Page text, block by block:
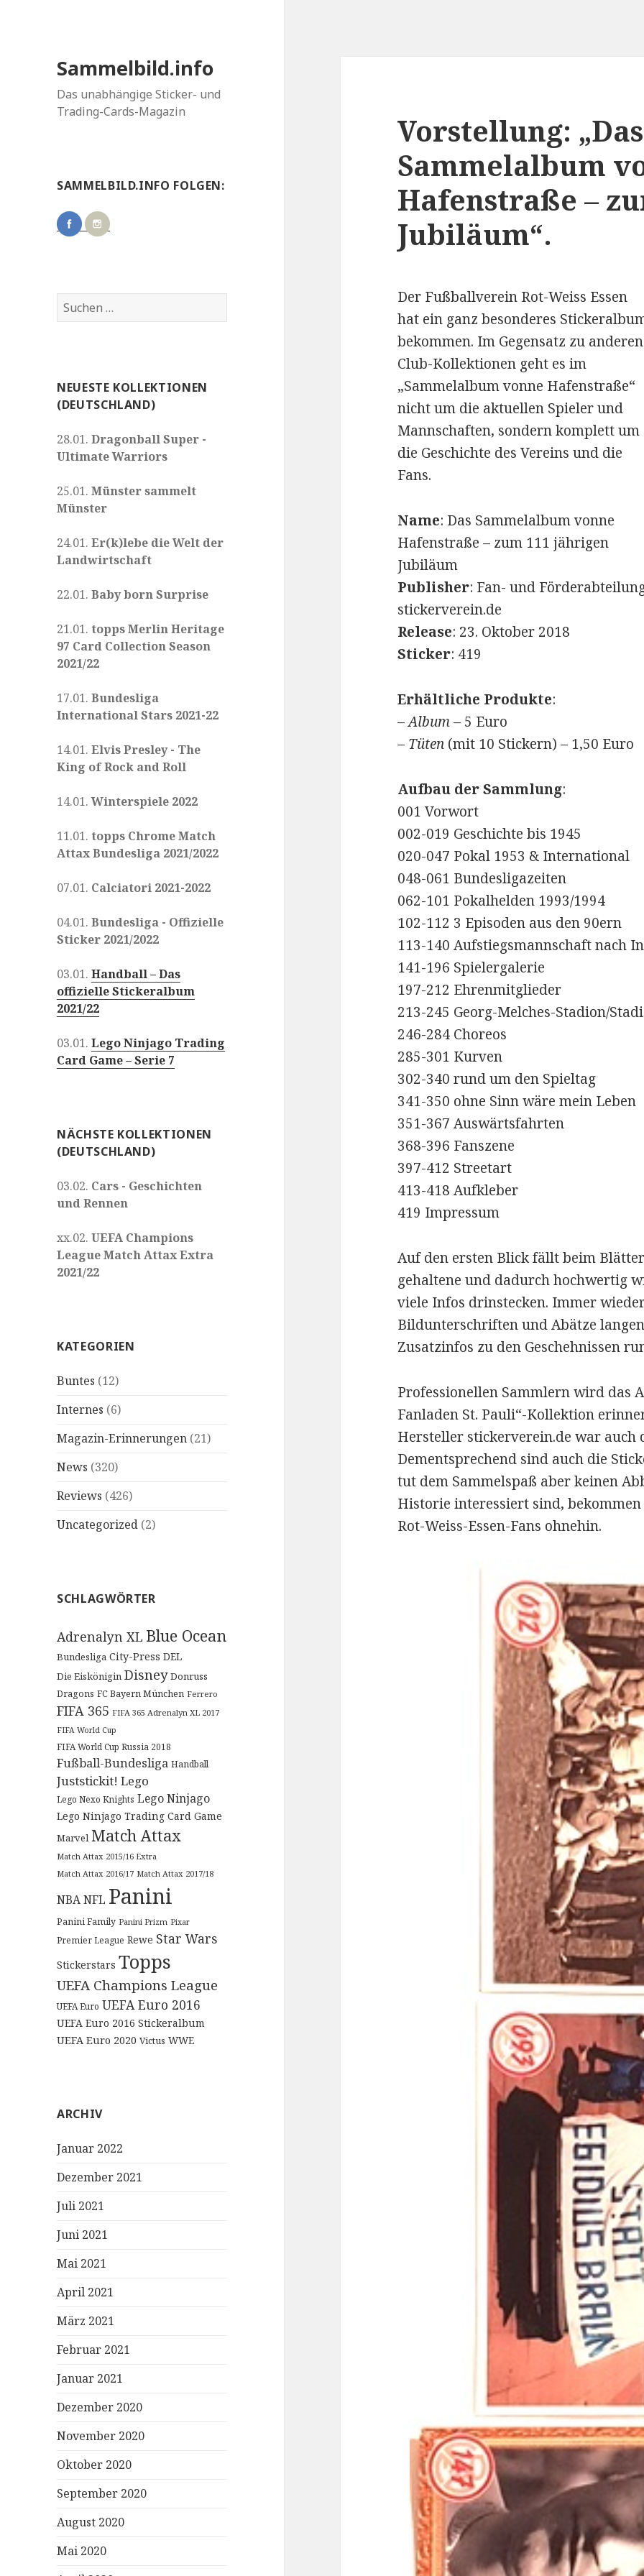
Sammelbild.info
Das unabhängige Sticker- und
Trading-Cards-Magazin
SAMMELBILD.INFO FOLGEN:
Suchen
nach:
NEUESTE KOLLEKTIONEN
(DEUTSCHLAND)
28.01.Dragonball Super -
Ultimate Warriors
25.01.Münster sammelt
Münster
24.01.Er(k)lebe die Welt der
Landwirtschaft
22.01.Baby born Surprise
21.01.topps Merlin Heritage
97 Card Collection Season
2021/22
17.01.Bundesliga
International Stars 2021-22
14.01.Elvis Presley - The
King of Rock and Roll
14.01.Winterspiele 2022
11.01.topps Chrome Match
Attax Bundesliga 2021/2022
07.01. Calciatori 2021-2022
04.01.Bundesliga - Offizielle
Sticker 2021/2022
03.01.Handball – Das
offizielle Stickeralbum
2021/22
03.01.Lego Ninjago Trading
Card Game – Serie 7
NÄCHSTE KOLLEKTIONEN
(DEUTSCHLAND)
03.02. Cars - Geschichten
und Rennen
xx.02.UEFA Champions
League Match Attax Extra
2021/22
KATEGORIEN
Buntes (12)
Internes (6)
Magazin-Erinnerungen (21)
News (320)
Reviews (426)
Uncategorized (2)
SCHLAGWÖRTER
Adrenalyn XL Blue Ocean
Bundesliga City-Press DEL
Die Eiskönigin Disney Donruss
Dragons FC Bayern München Ferrero
FIFA 365 FIFA 365 Adrenalyn XL 2017
FIFA World Cup
FIFA World Cup Russia 2018
Fußball-Bundesliga Handball
Juststickit! Lego
Lego Nexo Knights Lego Ninjago
Lego Ninjago Trading Card Game
Marvel Match Attax
Match Attax 2015/16 Extra
Match Attax 2016/17 Match Attax 2017/18
NBANFL Panini
Panini Family Panini Prizm Pixar
Premier League Rewe Star Wars
Stickerstars Topps
UEFA Champions League
UEFA Euro UEFA Euro 2016
UEFA Euro 2016 Stickeralbum
UEFA Euro 2020 Victus WWE
ARCHIV
Januar 2022
Dezember 2021
Juli 2021
Juni 2021
Mai 2021
April 2021
März 2021
Februar 2021
Januar 2021
Dezember 2020
November 2020
Oktober 2020
September 2020
August 2020
Mai 2020
Vorstellung: „Das
Sammelalbum
Hafenstraße –
Jubiläum“.
Der Fußballverein Rot-Weiss Essen
hat ein ganz besonderes
bekommen. Im Gegensatz zu anderen
Club-Kollektionen geht es im
„Sammelalbum vonne Hafenstraße“
nicht um die aktuellen Spieler und
Mannschaften, sondern komplett um
die Geschichte des Vereins und die
Fans.
Name: Das Sammelalbum vonne
Hafenstraße – zum 111 jährigen
Jubiläum
Publisher: Fan- und
stickerverein.de
Release: 23. Oktober 2018
Sticker: 419
Erhältliche Produkte:
–Album– 5 Euro
– Tüten (mit 10 Stickern) – 1,50 Euro
Aufbau der Sammlung:
001 Vorwort
002-019 Geschichte bis 1945
020-047 Pokal 1953 & International
048-061 Bundesligazeiten
062-101 Pokalhelden 1993/1994
102-112 3 Episoden aus den 90ern
113-140 Aufstiegsmannschaft nach
141-196 Spielergalerie
197-212 Ehrenmitglieder
213-245 Georg-Melches-Stadion/
246-284 Choreos
285-301 Kurven
302-340 rund um den Spieltag
341-350 ohne Sinn wäre mein Leben
351-367 Auswärtsfahrten
368-396 Fanszene
397-412 Streetart
413-418 Aufkleber
419 Impressum
Auf den ersten Blick fällt beim
gehaltene und dadurch hochwertig
viele Infos drinstecken. Immer
Bildunterschriften und Abätze
Zusatzinfos zu den Geschehnissen
Professionellen Sammlern wird das
Fanladen St. Pauli“-Kollektion
Hersteller stickerverein.de war
Dementsprechend sind auch die
tut dem Sammelspaß aber keinen
Historie interessiert sind,
Rot-Weiss-Essen-Fans ohnehin.